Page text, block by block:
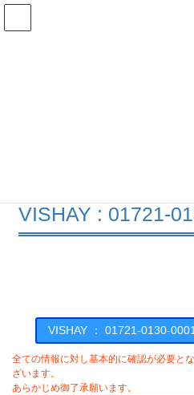
コ
ナ
VISHAY : 01721-
VISHAY ： 01721-0130-
全ての情報に対し基本的に確認が必要と
ざいます。
あらかじめ御了承願います。